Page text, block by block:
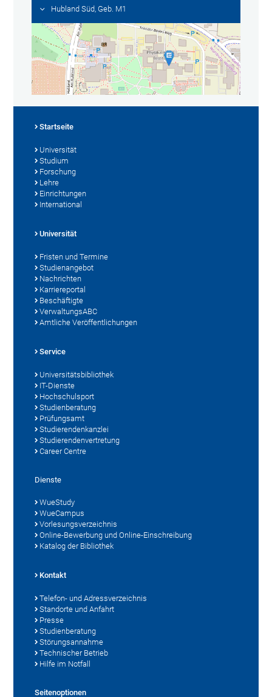
Hubland Süd, Geb. M1
Startseite
Universität
Studium
Forschung
Lehre
Einrichtungen
International
Universität
Fristen und Termine
Studienangebot
Nachrichten
Karriereportal
Beschäftigte
VerwaltungsABC
Amtliche Veröffentlichungen
Service
Universitätsbibliothek
IT-Dienste
Hochschulsport
Studienberatung
Prüfungsamt
Studierendenkanzlei
Studierendenvertretung
Career Centre
Dienste
WueStudy
WueCampus
Vorlesungsverzeichnis
Online-Bewerbung und Online-Einschreibung
Katalog der Bibliothek
Kontakt
Telefon- und Adressverzeichnis
Standorte und Anfahrt
Presse
Studienberatung
Störungsannahme
Technischer Betrieb
Hilfe im Notfall
Seitenoptionen